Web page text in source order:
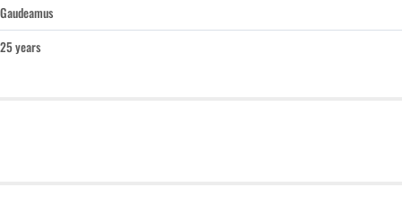
Gaudeamus
25 years